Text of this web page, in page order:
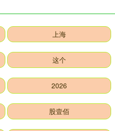
上海
这个
2026
股壹佰